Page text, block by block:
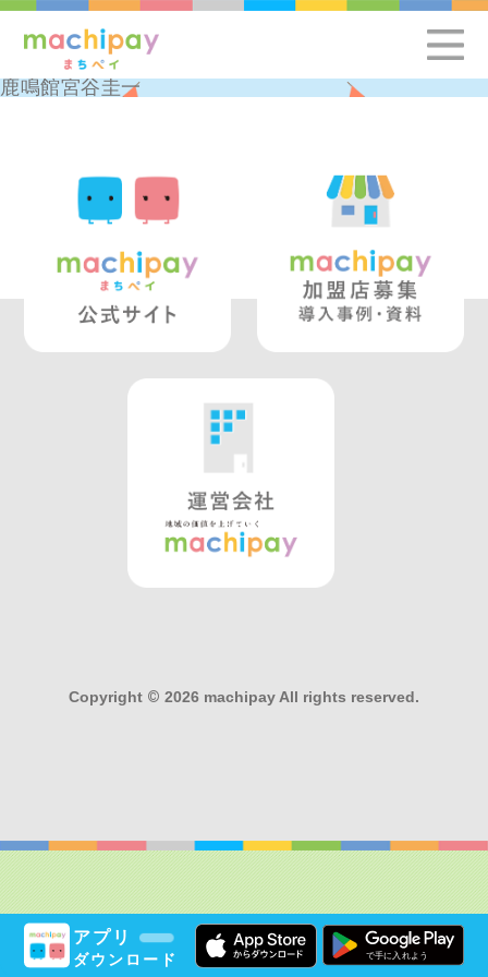
アプリ
ダウンロード
鹿鳴館宮谷圭一
Copyright © 2026 machipay All rights reserved.